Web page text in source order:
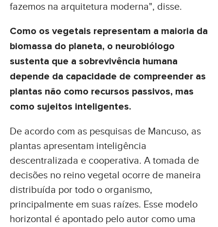
fazemos na arquitetura moderna", disse.
Como os vegetais representam a maioria da
biomassa do planeta, o neurobiólogo
sustenta que a sobrevivência humana
depende da capacidade de compreender as
plantas não como recursos passivos, mas
como sujeitos inteligentes.
De acordo com as pesquisas de Mancuso, as
plantas apresentam inteligência
descentralizada e cooperativa. A tomada de
decisões no reino vegetal ocorre de maneira
distribuída por todo o organismo,
principalmente em suas raízes. Esse modelo
horizontal é apontado pelo autor como uma